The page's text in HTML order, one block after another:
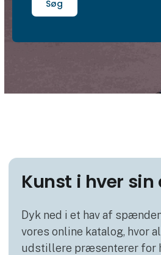
Søg
Kunst i hver sin
Dyk ned i et hav af
vores online katalog, hvor
udstillere præsenterer for